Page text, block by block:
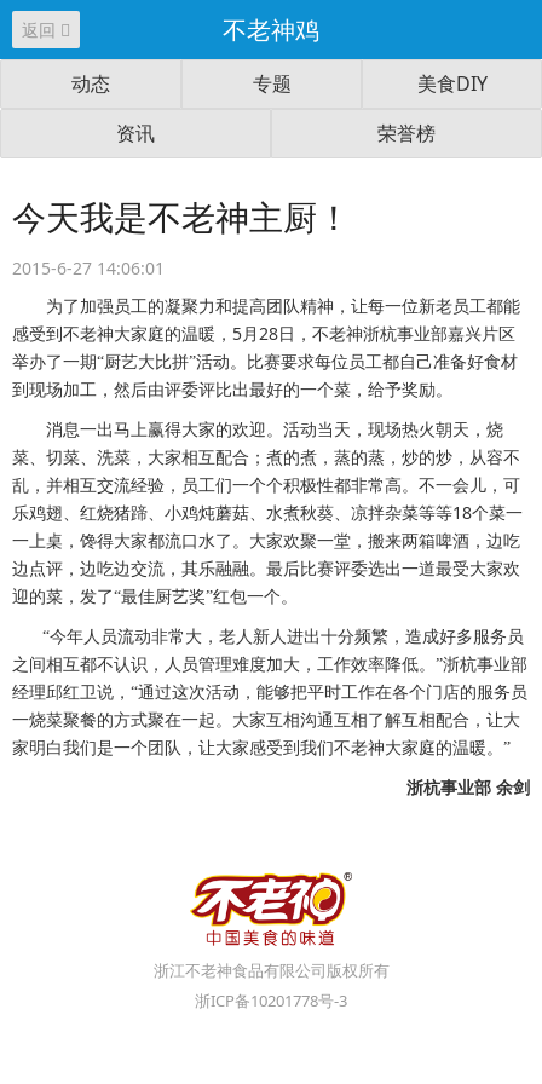
返回 不老神鸡
动态 专题
美食DIY
资讯
荣誉榜
今天我是不老神主厨！
2015-6-27 14:06:01
为了加强员工的凝聚力和提高团队精神，让每一位新老员工都能
感受到不老神大家庭的温暖， 5月 28 日，不老神浙杭事业部嘉兴片区
举办了一期“厨艺大比拼”活动。比赛要求每位员工都自己准备好食材
到现场加工，然后由评委评比出最好的一个菜，给予奖励。
消息一出马上赢得大家的欢迎。活动当天，现场热火朝天，烧
菜、切菜、洗菜，大家相互配合；煮的煮，蒸的蒸，炒的炒，从容不
乱，并相互交流经验，员工们一个个积极性都非常高。不一会儿，可
乐鸡翅、红烧猪蹄、小鸡炖蘑菇、水煮秋葵、凉拌杂菜等等18个菜一
一上桌，馋得大家都流口水了。大家欢聚一堂，搬来两箱啤酒，边吃
边点评，边吃边交流，其乐融融。最后比赛评委选出一道最受大家欢
迎的菜，发了“最佳厨艺奖”红包一个。
“今年人员流动非常大，老人新人进出十分频繁，造成好多服务员
之间相互都不认识，人员管理难度加大，工作效率降低。”浙杭事业部
经理邱红卫说，“通过这次活动，能够把平时工作在各个门店的服务员
一烧菜聚餐的方式聚在一起。大家互相沟通互相了解互相配合，让大
家明白我们是一个团队，让大家感受到我们不老神大家庭的温暖。”
浙杭事业部 余剑
浙江不老神食品有限公司版权所有
浙ICP备10201778号-3